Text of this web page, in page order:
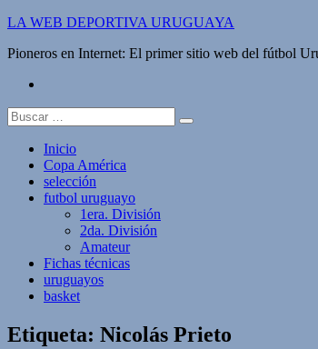
Saltar
contenido
LA WEB DEPORTIVA URUGUAYA
Pioneros en Internet: El primer sitio web del fútbol
Buscar:
Inicio
Copa América
selección
futbol uruguayo
1era. División
2da. División
Amateur
Fichas técnicas
uruguayos
basket
Etiqueta: Nicolás Prieto